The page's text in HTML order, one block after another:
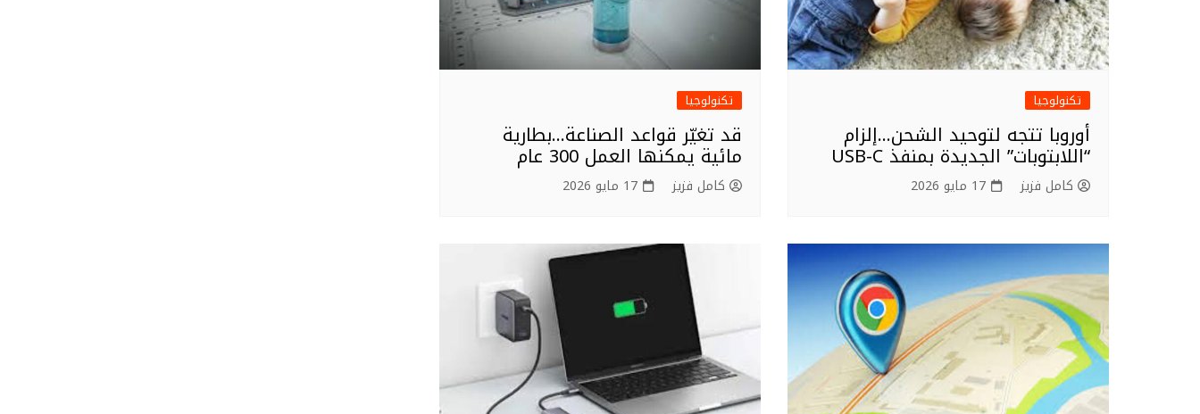
تكنولوجيا
أوروبا تتجه لتوحيد الشحن…إلزام
“اللابتوبات” الجديدة بمنفذ USB-C
كامل فزيز 17 مايو 2026
تكنولوجيا
قد تغيّر قواعد الصناعة…بطارية
مائية يمكنها العمل 300 عام
كامل فزيز 17 مايو 2026